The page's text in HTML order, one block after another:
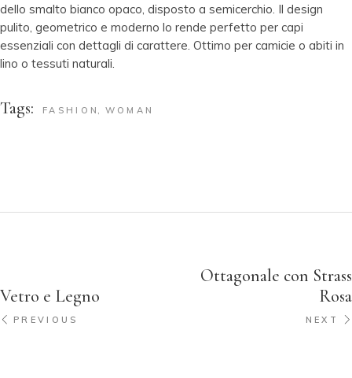
dello smalto bianco opaco, disposto a semicerchio. Il design
pulito, geometrico e moderno lo rende perfetto per capi
essenziali con dettagli di carattere. Ottimo per camicie o abiti in
lino o tessuti naturali.
Tags: FASHION WOMAN
Vetro e Legno
PREVIOUS
Ottagonale con Strass
Rosa
NEXT